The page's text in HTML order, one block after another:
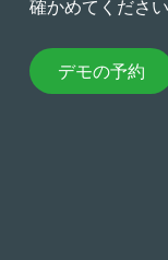
確かめてください
デモの予約
デモの予約